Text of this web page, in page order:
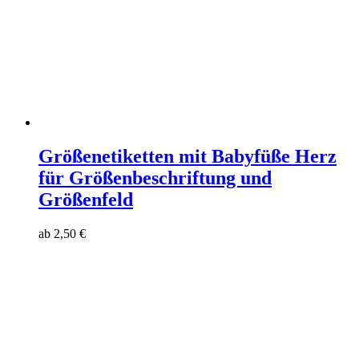
Größenetiketten mit Babyfüße Herz
für Größenbeschriftung und
Größenfeld
ab 2,50 €